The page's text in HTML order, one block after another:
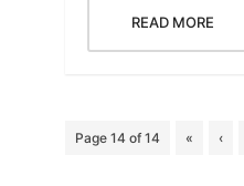
READ MORE
Page 14 of 14 « ‹